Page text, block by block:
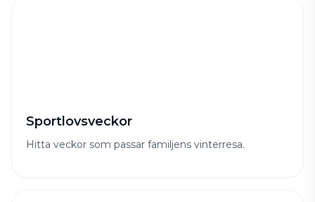
Sportlovsveckor
Hitta veckor som passar familjens vinterresa.